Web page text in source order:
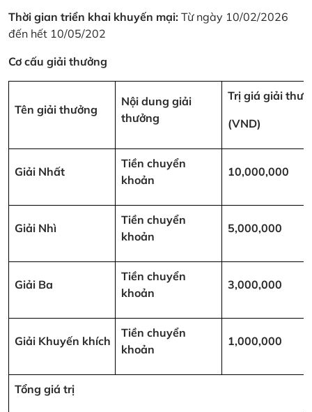
Thời gian triển khai khuyến mại: Từ ngày 10/02/2026
đến hết 10/05/202
Cơ cấu giải thưởng
Tên giải thưởng
Nội dung giải
thưởng
Trị giá giải
(VND)
Giải Nhất
Tiền chuyển
khoản
10,000,000
Giải Nhì
Tiền chuyển
khoản
5,000,000
Giải Ba
Tiền chuyển
khoản
3,000,000
Giải Khuyến khích
Tiền chuyển
khoản
1,000,000
Tổng giá trị